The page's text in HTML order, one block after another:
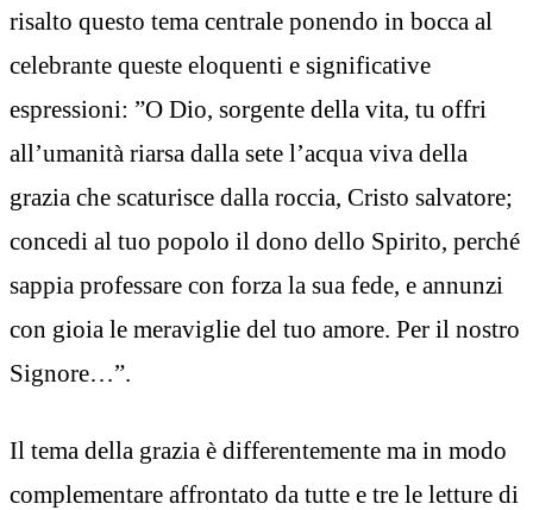
risalto questo tema centrale ponendo in bocca al
celebrante queste eloquenti e significative
espressioni: ”O Dio, sorgente della vita, tu offri
all’umanità riarsa dalla sete l’acqua viva della
grazia che scaturisce dalla roccia, Cristo salvatore;
concedi al tuo popolo il dono dello Spirito, perché
sappia professare con forza la sua fede, e annunzi
con gioia le meraviglie del tuo amore. Per il nostro
Signore…”.
Il tema della grazia è differentemente ma in modo
complementare affrontato da tutte e tre le letture di